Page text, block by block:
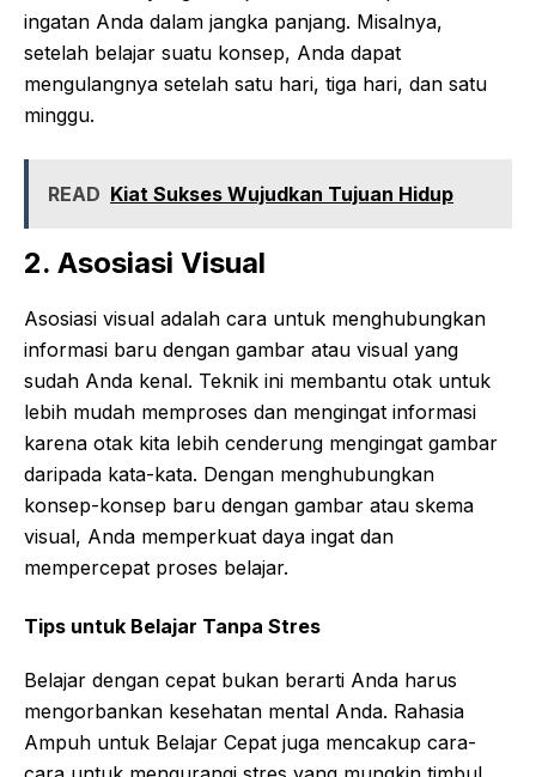
ingatan Anda dalam jangka panjang. Misalnya,
setelah belajar suatu konsep, Anda dapat
mengulangnya setelah satu hari, tiga hari, dan satu
minggu.
READ Kiat Sukses Wujudkan Tujuan Hidup
2. Asosiasi Visual
Asosiasi visual adalah cara untuk menghubungkan
informasi baru dengan gambar atau visual yang
sudah Anda kenal. Teknik ini membantu otak untuk
lebih mudah memproses dan mengingat informasi
karena otak kita lebih cenderung mengingat gambar
daripada kata-kata. Dengan menghubungkan
konsep-konsep baru dengan gambar atau skema
visual, Anda memperkuat daya ingat dan
mempercepat proses belajar.
Tips untuk Belajar Tanpa Stres
Belajar dengan cepat bukan berarti Anda harus
mengorbankan kesehatan mental Anda. Rahasia
Ampuh untuk Belajar Cepat juga mencakup cara-